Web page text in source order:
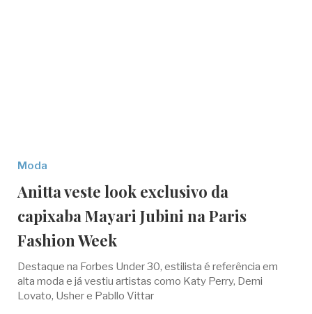
Moda
Anitta veste look exclusivo da
capixaba Mayari Jubini na Paris
Fashion Week
Destaque na Forbes Under 30, estilista é referência em
alta moda e já vestiu artistas como Katy Perry, Demi
Lovato, Usher e Pabllo Vittar